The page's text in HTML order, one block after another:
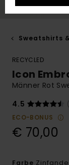
Sweatshirts
RECYCLED
Icon
Männer Rot
4.5
ECO-BONUS
€ 70,00
Farbe